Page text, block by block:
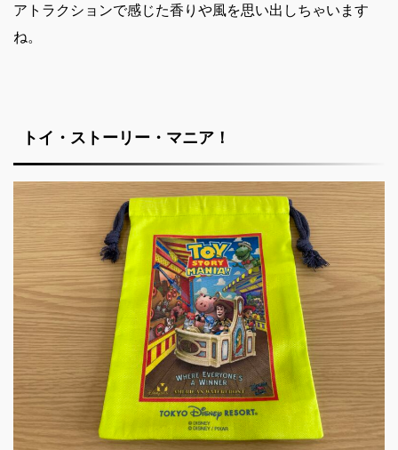
アトラクションで感じた香りや風を思い出しちゃいます
ね。
トイ・ストーリー・マニア！